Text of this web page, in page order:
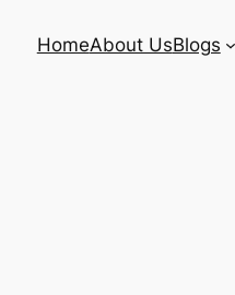
HomeAbout UsBlogs